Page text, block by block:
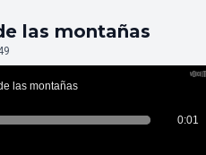
las montañas